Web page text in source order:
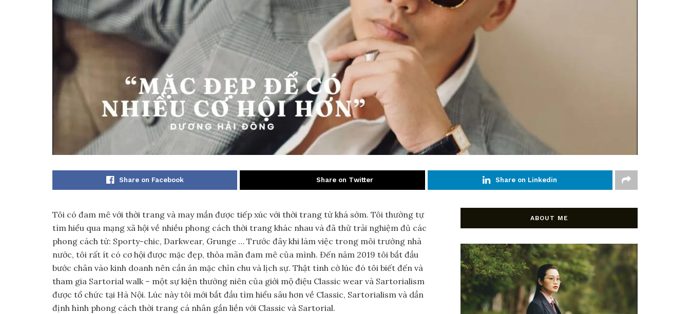
Share on Facebook Share on Twitter Share on Linkedin
Tôi có đam mê với thời trang và may mắn được tiếp xúc với thời trang từ khá sớm. Tôi thường tự
tìm hiểu qua mạng xã hội về nhiều phong cách thời trang khác nhau và đã thử trải nghiệm đủ các
phong cách từ: Sporty-chic, Darkwear, Grunge … Trước đây khi làm việc trong môi trường nhà
nước, tôi rất ít có cơ hội được mặc đẹp, thỏa mãn đam mê của mình. Đến năm 2019 tôi bắt đầu
bước chân vào kinh doanh nên cần ăn mặc chỉn chu và lịch sự. Thật tình cờ lúc đó tôi biết đến và
tham gia Sartorial walk – một sự kiện thường niên của giới mộ điệu Classic wear và Sartorialism
được tổ chức tại Hà Nội. Lúc này tôi mới bắt đầu tìm hiểu sâu hơn về Classic, Sartorialism và dần
định hình phong cách thời trang cá nhân gắn liền với Classic và Sartorial.
ABOUT ME